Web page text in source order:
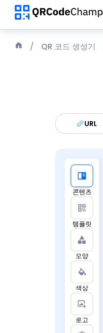
QR 코드 생성기
URL
콘텐츠
템플릿
모양
색상
로고